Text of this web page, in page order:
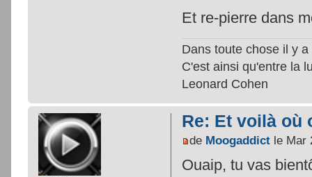
Et re-pierre dans
Dans toute chose il y
C'est ainsi qu'entre la
Leonard Cohen
Re: Et voilà où
de Moogaddict le Mar
Ouaip, tu vas